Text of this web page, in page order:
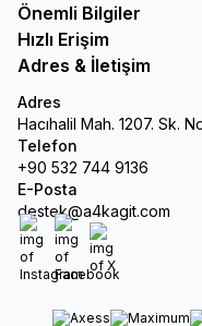
Önemli Bilgiler
Hızlı Erişim
Adres & İletişim
Adres
Hacıhalil Mah. 1207. Sk.
Telefon
+90 532 744 9136
E-Posta
destek@a4kagit.com
InstagramFacebook
X